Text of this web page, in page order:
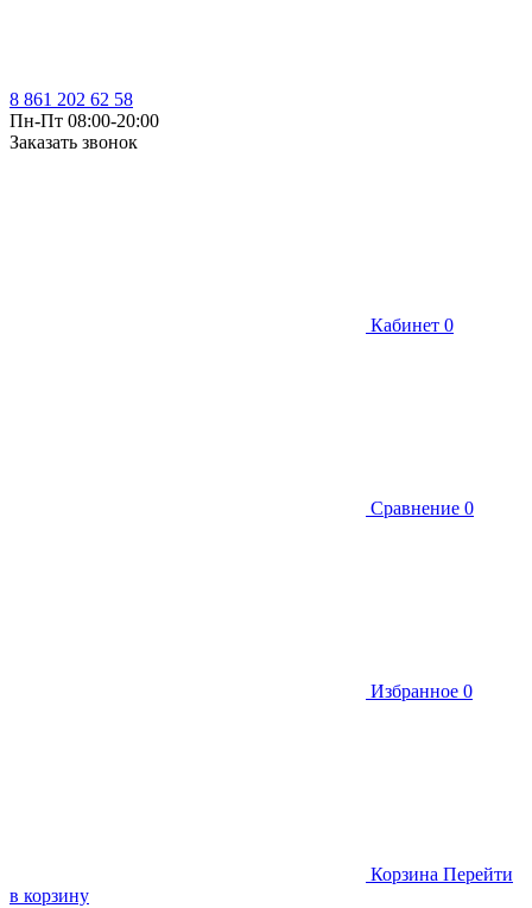
8 861 202 62 58
Пн-Пт 08:00-20:00
Заказать звонок
Кабинет 0
Сравнение 0
Избранное 0
Корзина Перейти
в корзину